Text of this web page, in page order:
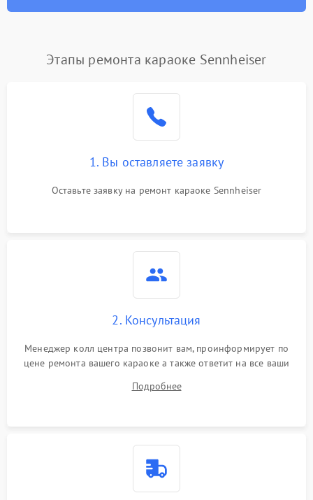
Этапы ремонта караоке Sennheiser
1. Вы оставляете заявку
Оставьте заявку на ремонт караоке Sennheiser
2. Консультация
Менеджер колл центра позвонит вам, проинформирует по
цене ремонта вашего караоке а также ответит на все ваши
Подробнее